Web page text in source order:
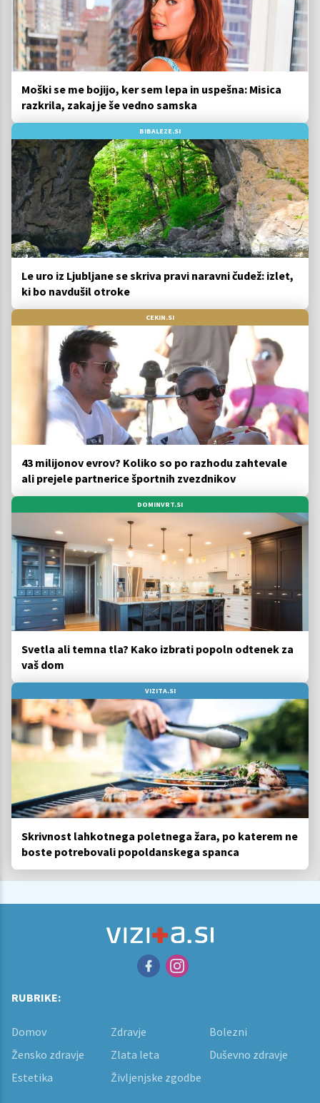
Moški se me bojijo, ker sem lepa in uspešna: Misica
razkrila, zakaj je še vedno samska
BIBALEZE.SI
Le uro iz Ljubljane se skriva pravi naravni čudež: izlet,
ki bo navdušil otroke
CEKIN.SI
43 milijonov evrov? Koliko so po razhodu zahtevale
ali prejele partnerice športnih zvezdnikov
DOMINVRT.SI
Svetla ali temna tla? Kako izbrati popoln odtenek za
vaš dom
VIZITA.SI
Skrivnost lahkotnega poletnega žara, po katerem ne
boste potrebovali popoldanskega spanca
RUBRIKE:
Domov Zdravje
Bolezni
Žensko zdravje
Zlata leta
Duševno zdravje
Estetika
Življenjske zgodbe